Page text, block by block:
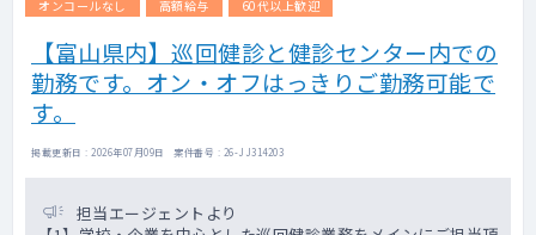
オンコールなし
高額給与 60代以上歓迎
【富山県内】巡回健診と健診センター内での
勤務です。オン・オフはっきりご勤務可能で
す。
掲載更新日 : 2026年07月09日 案件番号 : 26-JJ314203
担当エージェントより